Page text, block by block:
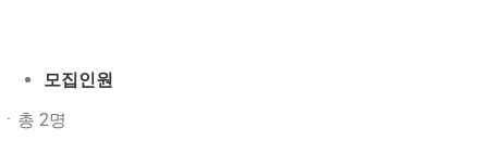
모집인원
ㆍ총 2명